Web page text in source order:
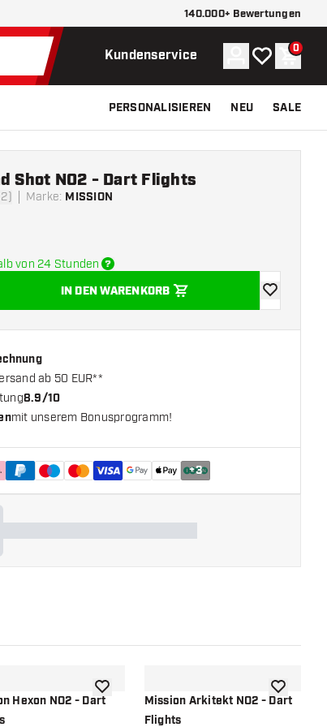
140.000+ Bewertungen
Kundenservice Konto
Meine 0
PERSONALISIEREN NEU SALE
Marke: MISSION
Shot NO2 - Dart Flights
von 24 Stunden
erhöhenIN DEN WARENKORB
Zur
ab 50 EUR**
8.9/10
mit unserem Bonusprogramm!
+3
hinzufügen
Hexon NO2 - DartZur Wunschliste hinzufügen
Mission Arkitekt NO2 - Dart
Flights
Zur